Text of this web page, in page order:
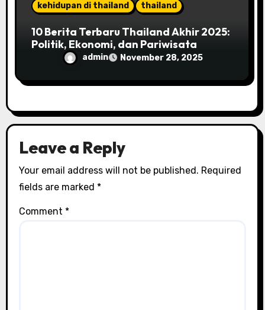
kehidupan di thailand thailand
10 Berita Terbaru Thailand Akhir 2025:
Politik, Ekonomi, dan Pariwisata
admin November 28, 2025
Leave a Reply
Your email address will not be published. Required
fields are marked *
Comment *